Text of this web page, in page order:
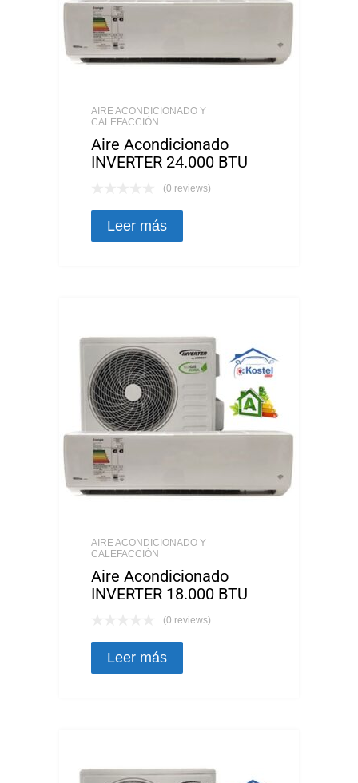
AIRE ACONDICIONADO Y
CALEFACCIÓN
Aire Acondicionado
INVERTER 24.000 BTU
(0 reviews)
Leer más
AIRE ACONDICIONADO Y
CALEFACCIÓN
Aire Acondicionado
INVERTER 18.000 BTU
(0 reviews)
Leer más